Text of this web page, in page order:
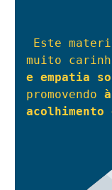
Este
muito
e empatia
promovendo